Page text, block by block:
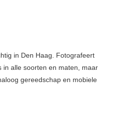
in Den Haag. Fotografeert
alle soorten en maten, maar
gereedschap en mobiele